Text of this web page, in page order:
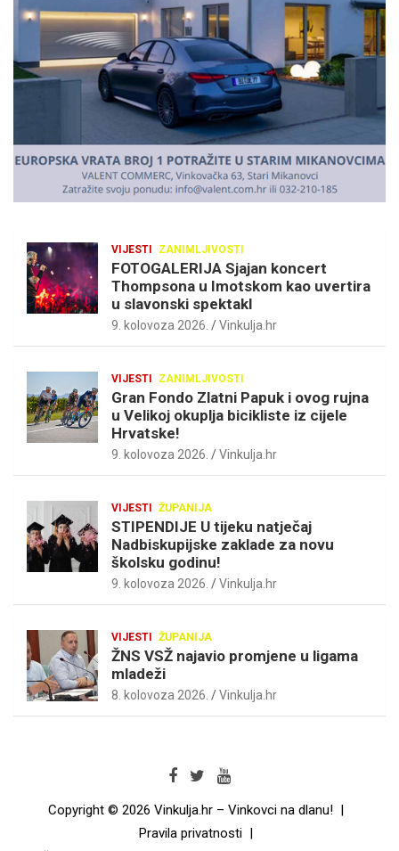
e
e
:
VIJESTI ZANIMLJIVOSTI
FOTOGALERIJA Sjajan koncert
Thompsona u Imotskom kao uvertira
u slavonski spektakl
9. kolovoza 2026. Vinkulja.hr
VIJESTI ZANIMLJIVOSTI
Gran Fondo Zlatni Papuk i ovog rujna
u Velikoj okuplja bicikliste iz cijele
Hrvatske!
9. kolovoza 2026. Vinkulja.hr
VIJESTI ŽUPANIJA
STIPENDIJE U tijeku natječaj
Nadbiskupijske zaklade za novu
školsku godinu!
9. kolovoza 2026. Vinkulja.hr
VIJESTI ŽUPANIJA
ŽNS VSŽ najavio promjene u ligama
mladeži
8. kolovoza 2026. Vinkulja.hr
Copyright © 2026 Vinkulja.hr – Vinkovci na dlanu!
Pravila privatnosti